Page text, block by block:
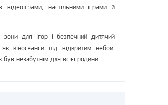
настільними іграми й
зони для ігор і безпечний дитячий
кіносеанси під відкритим небом,
незабутнім для всієї родини.